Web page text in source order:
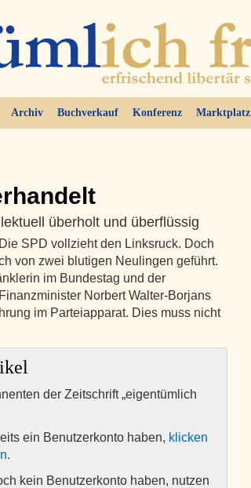
Archiv Buchverkauf Konferenz Marktplatz
überholt und überflüssig
SPD vollzieht den Linksruck. Doch
von zwei blutigen Neulingen geführt.
im Bundestag und der
Norbert Walter-Borjans
im Parteiapparat. Dies muss nicht
der Zeitschrift „eigentümlich
ein Benutzerkonto haben, klicken
.
kein Benutzerkonto haben, nutzen